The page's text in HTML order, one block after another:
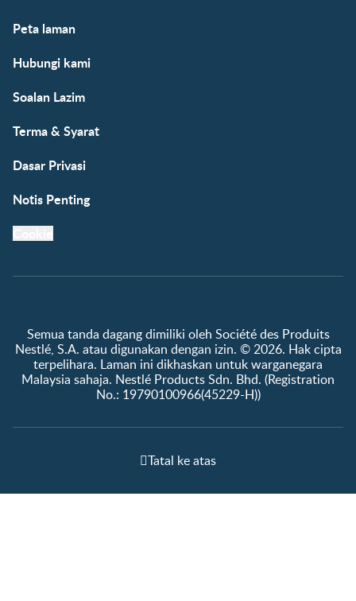
Peta laman
Hubungi kami
Soalan Lazim
Terma & Syarat
Dasar Privasi
Notis Penting
Semua tanda dagang dimiliki oleh Société des Produits
Nestlé, S.A. atau digunakan dengan izin. © 2026. Hak cipta
terpelihara. Laman ini dikhaskan untuk warganegara
Malaysia sahaja. Nestlé Products Sdn. Bhd. (Registration
No.: 19790100966(45229-H))
Tatal ke atas